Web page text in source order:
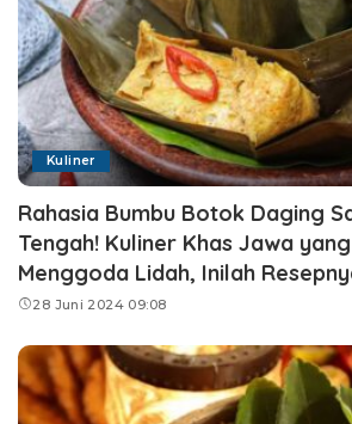
Kuliner
Rahasia Bumbu Botok Daging
Tengah! Kuliner Khas Jawa
Menggoda Lidah, Inilah
28 Juni 2024 09:08